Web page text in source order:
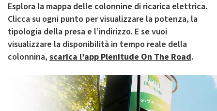
Esplora la mappa delle colonnine di ricarica elettrica.
Clicca su ogni punto per visualizzare la potenza, la
tipologia della presa e l’indirizzo. E se vuoi
visualizzare la disponibilità in tempo reale della
colonnina, scarica l’app Plenitude On The Road.